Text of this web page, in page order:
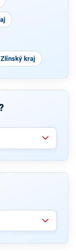
Zlínský kraj